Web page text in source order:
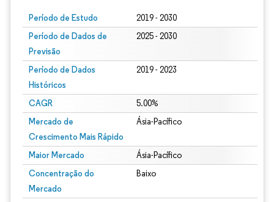
Período de Estudo 2019 - 2030
Período de Dados de
Previsão
2025 - 2030
Período de Dados
Históricos
2019 - 2023
CAGR 5.00%
Mercado de
Crescimento Mais Rápido
Ásia-Pacífico
Maior Mercado Ásia-Pacífico
Concentração do
Mercado
Baixo